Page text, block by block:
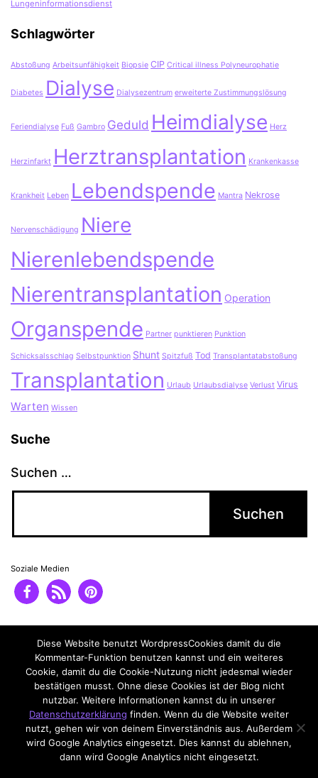
Lungeninformationsdienst
Schlagwörter
Abstoßung Arbeitsunfähigkeit Biopsie CIP Critical illness Polyneurophatie
Diabetes Dialyse Dialysezentrum erweiterte Zustimmungslösung
Feriendialyse Fuß Gambro Geduld Heimdialyse Herz
Herzinfarkt Herztransplantation Krankenkasse
Krankheit Leben Lebendspende Mantra Nekrose
Nervenschädigung Niere
Nierenlebendspende
Nierentransplantation Operation
Organspende Partner punktieren Punktion
Schicksalsschlag Selbstpunktion Shunt Spitzfuß Tod Transplantatabstoßung
Transplantation Urlaub Urlaubsdialyse Verlust Virus
Warten Wissen
Suche
Suchen …
Soziale Medien
Impressum
Datenschutzerklärung
Diese Website benutzt WordpressCookies damit du die
Kommentar-Funktion benutzen kannst und ein weiteres
Cookie, damit du die Cookie-Nutzung nicht jedesmal wieder
bestätigen musst. Ohne diese Cookies ist der Blog nicht
nutzbar. Weitere Informationen kannst du in unserer
Datenschutzerklärung finden. Wenn du die Website weiter
nutzt, gehen wir von deinem Einverständnis aus. Außerdem
wird Google Analytics eingesetzt. Dies kannst du ablehnen,
dann wird Google Analytics nicht eingesetzt.